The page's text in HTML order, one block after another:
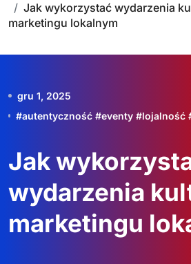
Jak wykorzystać wydarzenia
marketingu lokalnym
gru 1, 2025
#autentyczność #eventy #lojalność
Jak
wydarzenia
marketingu